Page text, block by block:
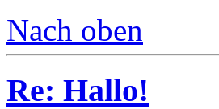
Nach oben
Re: Hallo!